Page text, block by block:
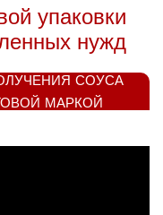
упаковки
нужд
СОУСА
МАРКОЙ